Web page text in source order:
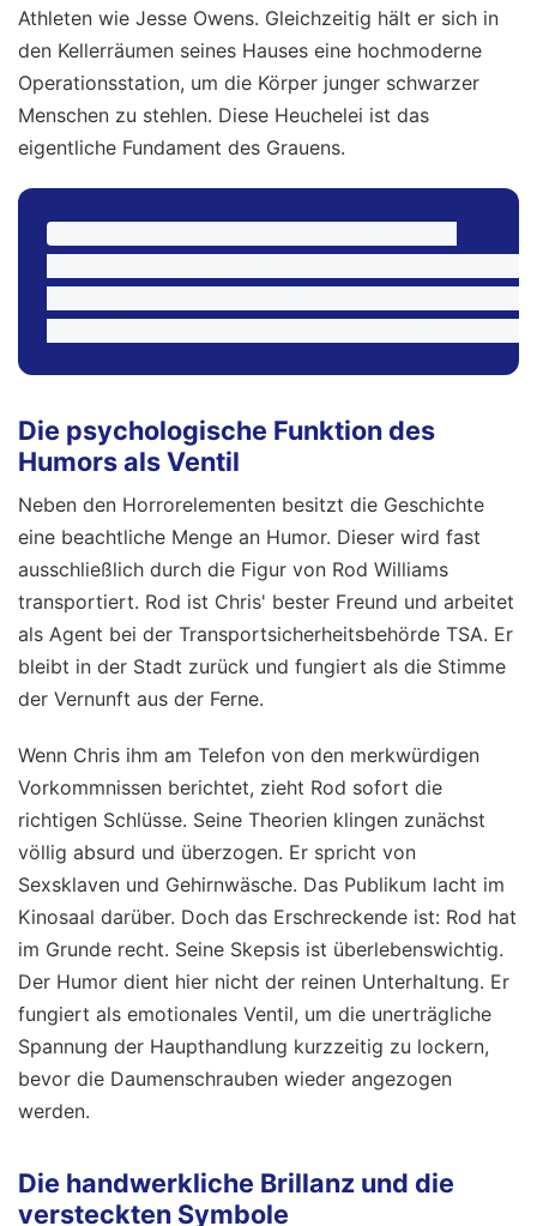
Athleten wie Jesse Owens. Gleichzeitig hält er sich in
den Kellerräumen seines Hauses eine hochmoderne
Operationsstation, um die Körper junger schwarzer
Menschen zu stehlen. Diese Heuchelei ist das
eigentliche Fundament des Grauens.
Die psychologische Funktion des
Humors als Ventil
Neben den Horrorelementen besitzt die Geschichte
eine beachtliche Menge an Humor. Dieser wird fast
ausschließlich durch die Figur von Rod Williams
transportiert. Rod ist Chris' bester Freund und arbeitet
als Agent bei der Transportsicherheitsbehörde TSA. Er
bleibt in der Stadt zurück und fungiert als die Stimme
der Vernunft aus der Ferne.
Wenn Chris ihm am Telefon von den merkwürdigen
Vorkommnissen berichtet, zieht Rod sofort die
richtigen Schlüsse. Seine Theorien klingen zunächst
völlig absurd und überzogen. Er spricht von
Sexsklaven und Gehirnwäsche. Das Publikum lacht im
Kinosaal darüber. Doch das Erschreckende ist: Rod hat
im Grunde recht. Seine Skepsis ist überlebenswichtig.
Der Humor dient hier nicht der reinen Unterhaltung. Er
fungiert als emotionales Ventil, um die unerträgliche
Spannung der Haupthandlung kurzzeitig zu lockern,
bevor die Daumenschrauben wieder angezogen
werden.
Die handwerkliche Brillanz und die
versteckten Symbole